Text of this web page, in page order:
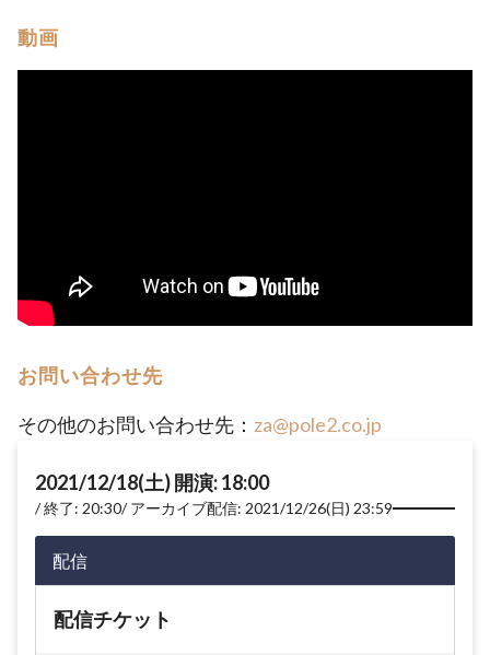
動画
お問い合わせ先
その他のお問い合わせ先： za@pole2.co.jp
2021/12/18(土) 開演: 18:00
終了: 20:30 アーカイブ配信: 2021/12/26(日) 23:59
配信
配信チケット